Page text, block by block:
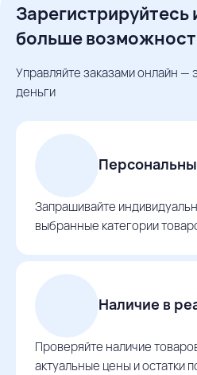
Зарегистрируйтесь
больше
Управляйте заказами онлайн —
деньги
Запрашивайте
выбранные категории
Наличие в
Проверяйте наличие
актуальные цены и остатки